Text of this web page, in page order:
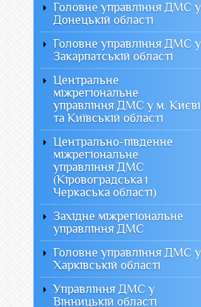
Головне управління ДМС у
Донецькій області
Головне управління ДМС у
Закарпатській області
Центральне
міжрегіональне
управління ДМС у м. Києві
та Київській області
Центрально-південне
міжрегіональне
управління ДМС
(Кіровоградська і
Черкаська області)
Західне міжрегіональне
управління ДМС
Головне управління ДМС у
Харківській області
Управління ДМС у
Вінницькій області